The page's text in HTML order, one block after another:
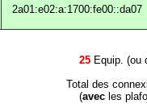
2a01:e02:a:1700:fe00::da07
25Equip. (ou
Total des
(avecles